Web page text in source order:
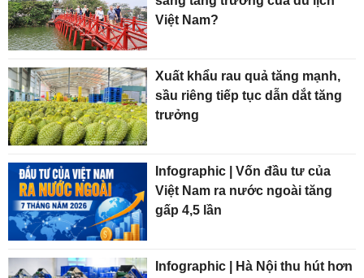
Việt Nam?
Xuất khẩu rau quả tăng mạnh,
sầu riêng tiếp tục dẫn dắt tăng
trưởng
Infographic | Vốn đầu tư của
Việt Nam ra nước ngoài tăng
gấp 4,5 lần
Infographic | Hà Nội thu hút hơn